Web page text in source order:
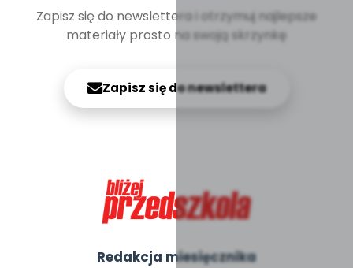
Zapisz się do newslettera i otrzymuj najlepsze
materiały prosto na swoją skrzynkę
Zapisz się do newslettera
Redakcja miesięcznika